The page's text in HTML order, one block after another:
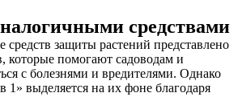
средствами
защиты растений представлено
которые помогают садоводам и
с болезнями и вредителями. Однако
1» выделяется на их фоне благодаря